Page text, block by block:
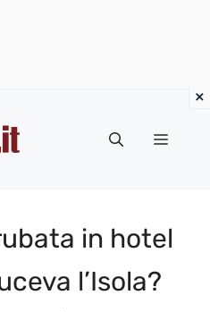
Menu
in hotel
l’Isola?